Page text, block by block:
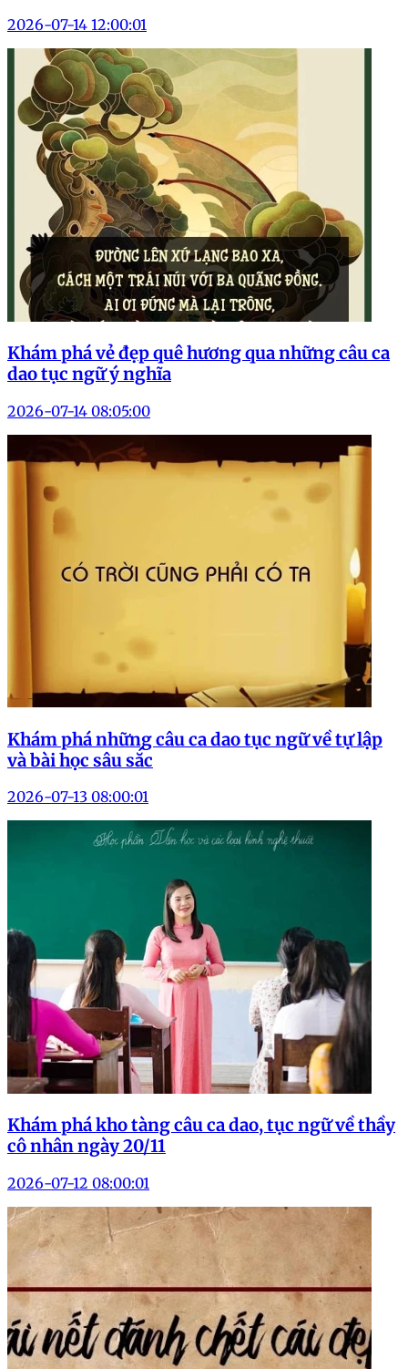
2026-07-14 12:00:01
Khám phá vẻ đẹp quê hương qua những câu ca
dao tục ngữ ý nghĩa
2026-07-14 08:05:00
Khám phá những câu ca dao tục ngữ về tự lập
và bài học sâu sắc
2026-07-13 08:00:01
Khám phá kho tàng câu ca dao, tục ngữ về thầy
cô nhân ngày 20/11
2026-07-12 08:00:01